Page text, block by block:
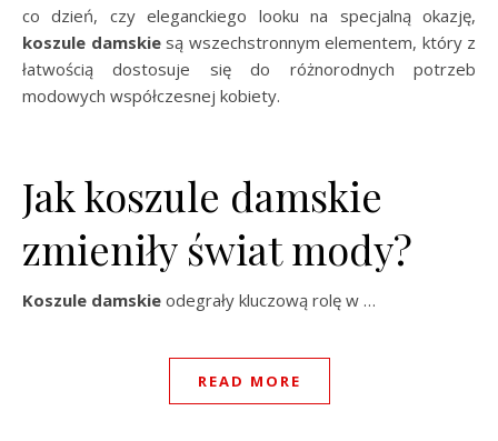
co dzień, czy eleganckiego looku na specjalną okazję,
koszule damskiesą wszechstronnym elementem, który z
łatwością dostosuje się do różnorodnych potrzeb
modowych współczesnej kobiety.
Jak koszule damskie
zmieniły świat mody?
Koszule damskie odegrały kluczową rolę w …
READ MORE